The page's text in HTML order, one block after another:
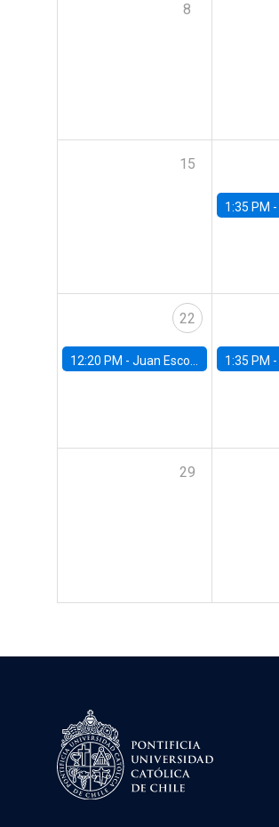
8
15
1:35 PM -
22
12:20 PM - Juan Escobar, Universidad de Chile 1:35 PM -
29